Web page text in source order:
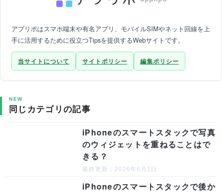
アプリポはスマホ端末や有名アプリ、モバイルSIMやネット回線を上
手に活用するために役立つTipsを提供するWebサイトです。
当サイトについて サイトポリシー 編集ポリシー
NEW
同じカテゴリの記事
iPhoneのスマートスタックで写真
のウィジェットを重ねることはで
きる？
最終更新：2026年6月1日
iPhoneのスマートスタックで後か